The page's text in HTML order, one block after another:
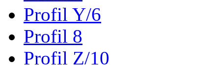
Profil Y/6
Profil 8
Profil Z/10